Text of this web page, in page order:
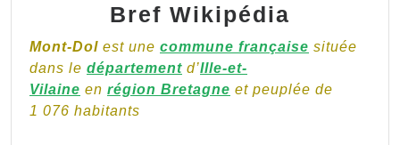
Bref Wikipédia
Mont-Dol est une commune française située
dans le département d’Ille-et-
Vilaine en région Bretagne et peuplée de
1 076 habitants